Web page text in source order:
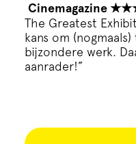
Cinemagazine
The Greatest
kans om
bijzondere werk.
aanrader!”